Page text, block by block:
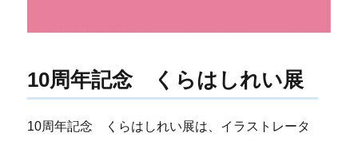
10周年記念 くらはしれい展
10周年記念 くらはしれい展は、イラストレータ